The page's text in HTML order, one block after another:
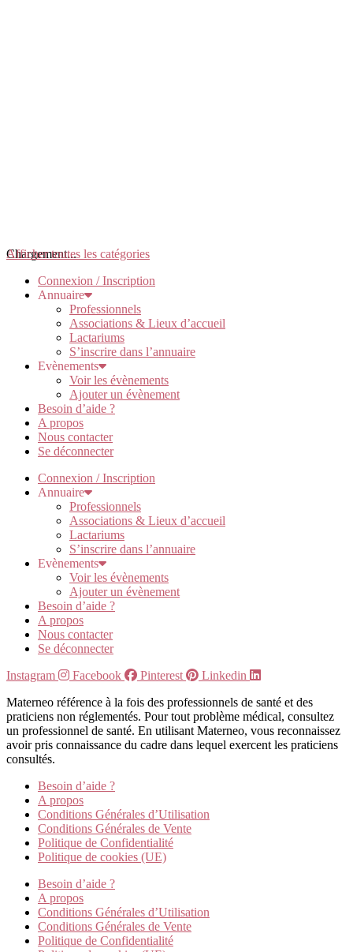
Chargement...
Afficher toutes les catégories
Connexion / Inscription
Annuaire
Professionnels
Associations & Lieux d’accueil
Lactariums
S’inscrire dans l’annuaire
Evènements
Voir les évènements
Ajouter un évènement
Besoin d’aide ?
A propos
Nous contacter
Se déconnecter
Connexion / Inscription
Annuaire
Professionnels
Associations & Lieux d’accueil
Lactariums
S’inscrire dans l’annuaire
Evènements
Voir les évènements
Ajouter un évènement
Besoin d’aide ?
A propos
Nous contacter
Se déconnecter
Instagram
Facebook Pinterest
Linkedin
Materneo référence à la fois des professionnels de santé et des
praticiens non réglementés. Pour tout problème médical, consultez
un professionnel de santé. En utilisant Materneo, vous reconnaissez
avoir pris connaissance du cadre dans lequel exercent les praticiens
consultés.
Besoin d’aide ?
A propos
Conditions Générales d’Utilisation
Conditions Générales de Vente
Politique de Confidentialité
Politique de cookies (UE)
Besoin d’aide ?
A propos
Conditions Générales d’Utilisation
Conditions Générales de Vente
Politique de Confidentialité